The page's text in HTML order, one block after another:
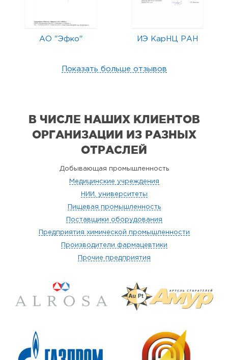
АО "Эфко" ИЭ КарНЦ РАН
Показать больше отзывов
В ЧИСЛЕ НАШИХ КЛИЕНТОВ
ОРГАНИЗАЦИИ ИЗ РАЗНЫХ
ОТРАСЛЕЙ
Добывающая промышленность
Медицинские учреждения
НИИ, университеты
Пищевая промышленность
Поставщики оборудования
Предприятия химической промышленности
Производители фармацевтики
Прочие предприятия